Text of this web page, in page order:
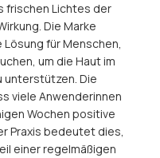
frischen Lichtes der
Die Marke
für Menschen,
um die Haut im
unterstützen. Die
viele Anwenderinnen
Wochen positive
Praxis bedeutet dies,
einer regelmäßigen